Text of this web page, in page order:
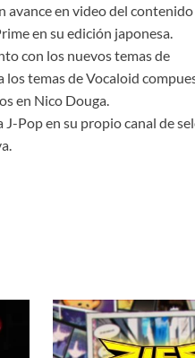
avance en video del contenido
en su edición japonesa.
con los nuevos temas de
los temas de Vocaloid
en Nico Douga.
Pop en su propio canal de